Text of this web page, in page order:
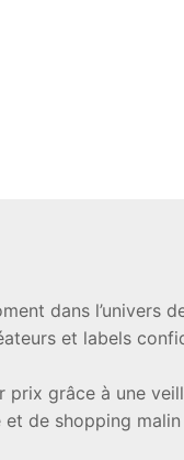
dans l’univers
et labels
grâce à une
de shopping